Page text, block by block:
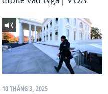
10 THÁNG 3, 2025